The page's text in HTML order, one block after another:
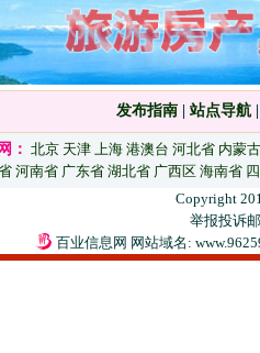
发布指南 站点导航
： 北京 天津 上海 港澳台 河北省 内蒙古
河南省 广东省 湖北省 广西区 海南省
Copyright
举报投诉
百业信息网 网站域名: